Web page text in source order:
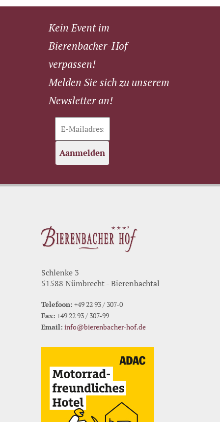
Kein Event im
Bierenbacher-Hof
verpassen!
Melden Sie sich zu unserem
Newsletter an!
Aanmelden
Schlenke 3
51588 Nümbrecht - Bierenbachtal
Telefoon: +49 22 93 / 307-0
Fax: +49 22 93 / 307-99
Email: info@bierenbacher-hof.de